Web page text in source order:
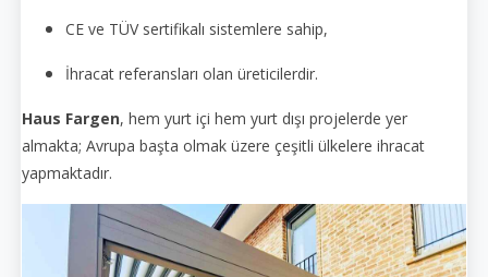
CE ve TÜV sertifikalı sistemlere sahip,
İhracat referansları olan üreticilerdir.
Haus Fargen, hem yurt içi hem yurt dışı projelerde yer
almakta; Avrupa başta olmak üzere çeşitli ülkelere ihracat
yapmaktadır.